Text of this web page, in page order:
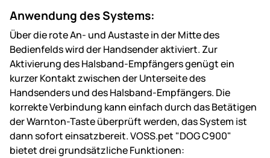
Anwendung des Systems:
Über die rote An- und Austaste in der Mitte des
Bedienfelds wird der Handsender aktiviert. Zur
Aktivierung des Halsband-Empfängers genügt ein
kurzer Kontakt zwischen der Unterseite des
Handsenders und des Halsband-Empfängers. Die
korrekte Verbindung kann einfach durch das Betätigen
der Warnton-Taste überprüft werden, das System ist
dann sofort einsatzbereit. VOSS.pet "DOG C900"
bietet drei grundsätzliche Funktionen: